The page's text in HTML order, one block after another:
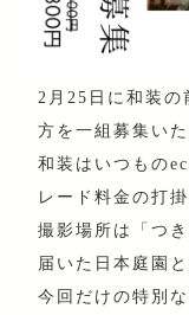
2月25日に和装の
方を一組募集いた
和装はいつもの
レード料金の打
撮影場所は「つ
届いた日本庭園
今回だけの特別